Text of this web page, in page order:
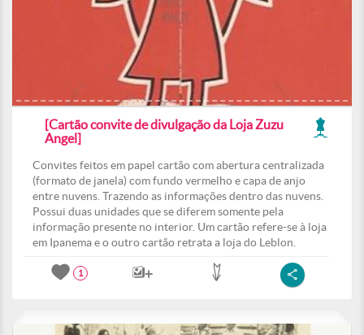
[Cartão convite de divulgação da Loja Zuzu
Angel]
Convites feitos em papel cartão com abertura centralizada
(formato de janela) com fundo vermelho e capa de anjo
entre nuvens. Trazendo as informações dentro das nuvens.
Possui duas unidades que se diferem somente pela
informação presente no interior. Um cartão refere-se à loja
em Ipanema e o outro cartão retrata a loja do Leblon.
1